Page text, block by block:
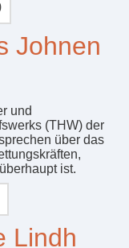
Johnen
und
(THW) der
über das
ist.
Lindh